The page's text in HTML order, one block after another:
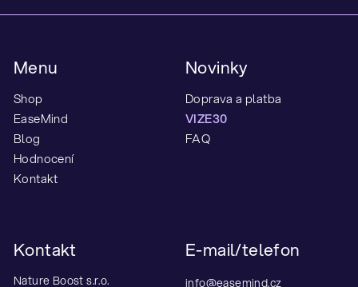
Z
Menu
Shop
EaseMind
Blog
Hodnocení
Kontakt
Novinky
Doprava a platba
VIZE30
FAQ
Kontakt
Nature Boost s.r.o.
E-mail/telefon
info@easemind.cz